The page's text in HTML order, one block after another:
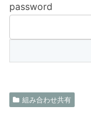
password
組み合わせ共有